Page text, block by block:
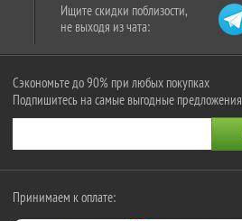
Ищите скидки поблизости,
не выходя из чата:
Сэкономьте до 90% при любых покупках
Подпишитесь на самые выгодные предложения
Принимаем к оплате: